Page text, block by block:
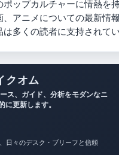
ポップカルチャーに情熱を
、アニメについての最新情
は多くの読者に支持されて
クオム
ス、ガイド、分析をモダンなニ
に更新します。
日々のデスク・ブリーフと信頼